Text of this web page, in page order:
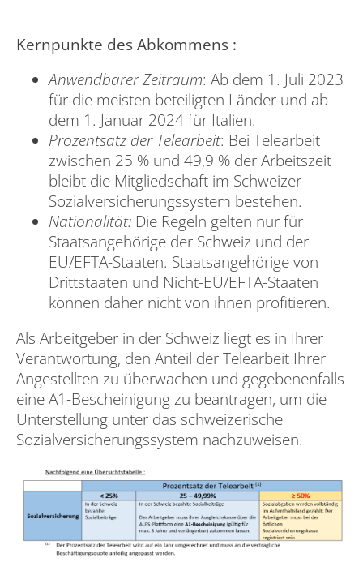
Kernpunkte des Abkommens :
Anwendbarer Zeitraum: Ab dem 1. Juli 2023
für die meisten beteiligten Länder und ab
dem 1. Januar 2024 für Italien.
Prozentsatz der Telearbeit: Bei Telearbeit
zwischen 25 % und 49,9 % der Arbeitszeit
bleibt die Mitgliedschaft im Schweizer
Sozialversicherungssystem bestehen.
Nationalität: Die Regeln gelten nur für
Staatsangehörige der Schweiz und der
EU/EFTA-Staaten. Staatsangehörige von
Drittstaaten und Nicht-EU/EFTA-Staaten
können daher nicht von ihnen profitieren.
Als Arbeitgeber in der Schweiz liegt es in Ihrer
Verantwortung, den Anteil der Telearbeit Ihrer
Angestellten zu überwachen und gegebenenfalls
eine A1-Bescheinigung zu beantragen, um die
Unterstellung unter das schweizerische
Sozialversicherungssystem nachzuweisen.